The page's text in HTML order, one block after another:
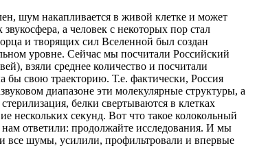
шум накапливается в живой клетке и может
а человек с некоторых пор стал
и творящих сил Вселенной был создан
уровне. Сейчас мы посчитали Российский
взяли среднее количество и посчитали
бы свою траекторию. Т.е. фактически, Россия
диапазоне эти молекулярные структуры, а
белки свертываются в клетках
нескольких секунд. Вот что такое колокольный
ответили: продолжайте исследования. И мы
все шумы, усилили, профильтровали и впервые